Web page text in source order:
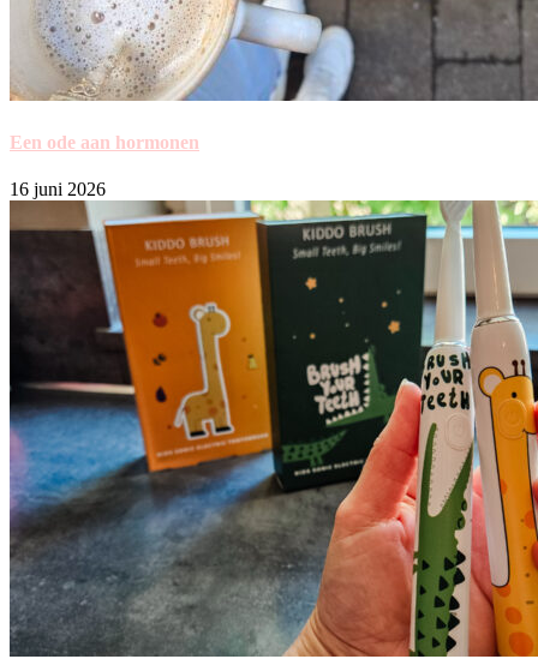
Een ode aan hormonen
16 juni 2026